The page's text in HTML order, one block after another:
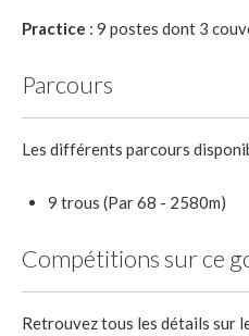
Practice : 9 postes dont 3
Parcours
Les différents parcours
9 trous (Par 68 - 2580m)
Compétitions sur ce
Retrouvez tous les détails sur